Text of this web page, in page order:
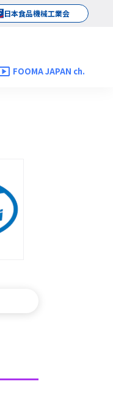
日本食品機械工業会
FOOMA JAPAN ch.